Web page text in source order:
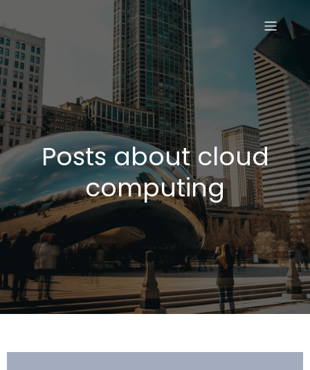
Posts about cloud
computing